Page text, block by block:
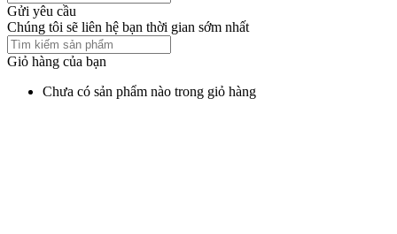
Gửi yêu cầu
Chúng tôi sẽ liên hệ bạn thời gian sớm nhất
Giỏ hàng của bạn
Chưa có sản phẩm nào trong giỏ hàng